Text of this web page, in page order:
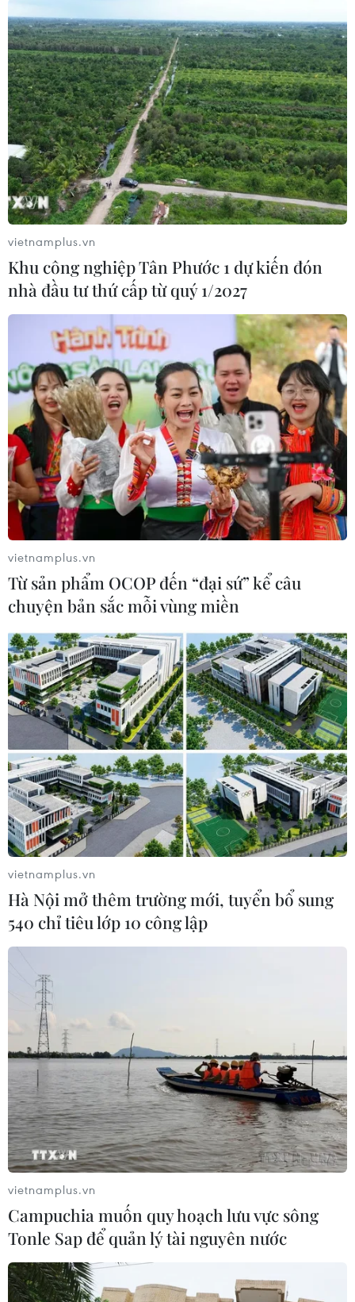
TIN CÙNG CHUYÊN MỤC
Bộ Y tế: Siết quản lý y, dược cổ
vietnamplus.vn
Khu công nghiệp Tân Phước 1 dự kiến đón
nhà đầu tư thứ cấp từ quý 1/2027
vietnamplus.vn
Từ sản phẩm OCOP đến “đại sứ” kể câu
chuyện bản sắc mỗi vùng miền
vietnamplus.vn
Hà Nội mở thêm trường mới, tuyển bổ sung
540 chỉ tiêu lớp 10 công lập
vietnamplus.vn
Campuchia muốn quy hoạch lưu vực sông
Tonle Sap để quản lý tài nguyên nước